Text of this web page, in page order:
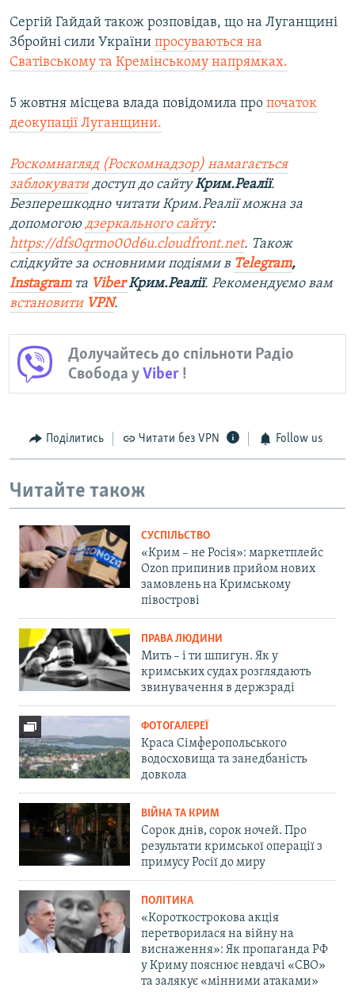
Сергій Гайдай також розповідав, що на Луганщині
Збройні сили України просуваються на
Сватівському та Кремінському напрямках.
5 жовтня місцева влада повідомила про початок
деокупації Луганщини.
Роскомнагляд (Роскомнадзор) намагається
заблокуватидоступ до сайтуКрим.Реалії.
Безперешкодно читати Крим.Реалії можна за
допомогою дзеркального сайту:
https://dfs0qrmo00d6u.cloudfront.net. Також
слідкуйте за основними подіями в Telegram,
Instagramта ViberКрим.Реалії. Рекомендуємо вам
встановити VPN.
Долучайтесь до спільноти Радіо
Свобода уViber !
Поділитись Читати без VPN Follow us
Читайте також
СУСПІЛЬСТВО
«Крим – не Росія»: маркетплейс
Ozon припинив прийом нових
замовлень на Кримському
півострові
ПРАВА ЛЮДИНИ
Мить – і ти шпигун. Як у
кримських судах розглядають
звинувачення в держзраді
ФОТОГАЛЕРЕЇ
Краса Сімферопольського
водосховища та занедбаність
довкола
ВІЙНА ТА КРИМ
Сорок днів, сорок ночей. Про
результати кримської операції з
примусу Росії до миру
ПОЛІТИКА
«Короткострокова акція
перетворилася на війну на
виснаження»: Як пропаганда РФ
у Криму пояснює невдачі «СВО»
та залякує «мінними атаками»